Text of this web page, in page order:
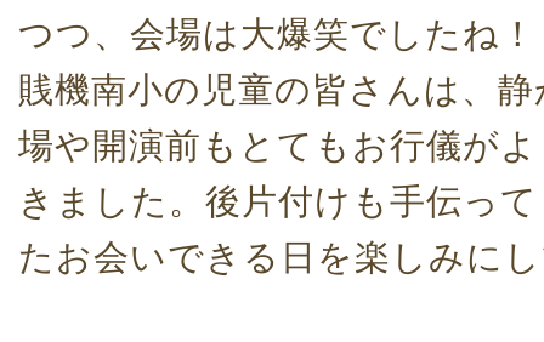
つつ、会場は大爆笑でしたね！
賎機南小の児童の皆さんは、
場や開演前もとてもお行儀が
きました。後片付けも手伝っ
たお会いできる日を楽しみに